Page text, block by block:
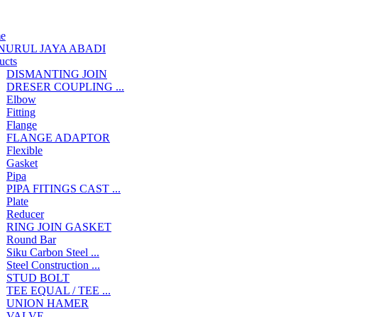
JAYA ABADI
DISMANTING JOIN
DRESER COUPLING ...
Elbow
Fitting
Flange
FLANGE ADAPTOR
Flexible
Gasket
Pipa
PIPA FITINGS CAST ...
Plate
Reducer
RING JOIN GASKET
Round Bar
Siku Carbon Steel ...
Steel Construction ...
STUD BOLT
TEE EQUAL / TEE ...
UNION HAMER